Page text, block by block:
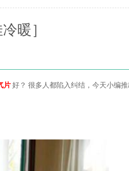
暖］
片 好？ 很多人都陷入纠结，今天小编